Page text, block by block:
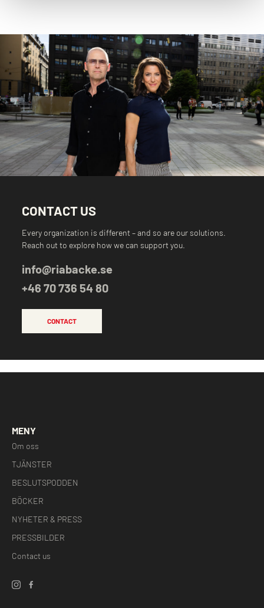
CONTACT US
Every organization is different – and so are our solutions.
Reach out to explore how we can support you.
info@riabacke.se
+46 70 736 54 80
CONTACT
MENY
Om oss
TJÄNSTER
BESLUTSPODDEN
BÖCKER
NYHETER & PRESS
PRESSBILDER
Contact us